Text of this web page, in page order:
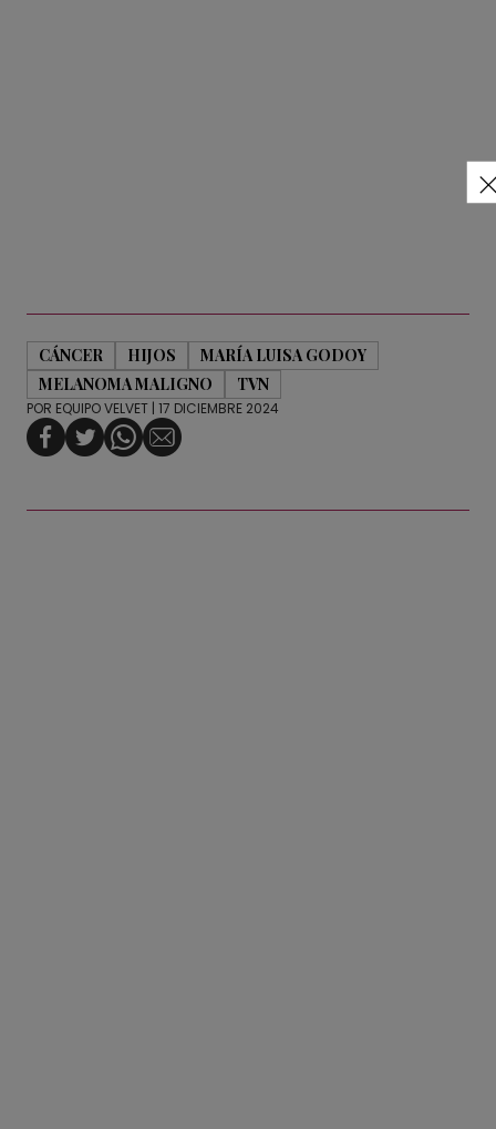
CÁNCER HIJOS
MARÍA LUISA GODOY
MELANOMA MALIGNO
TVN
POR EQUIPO VELVET | 17 DICIEMBRE 2024